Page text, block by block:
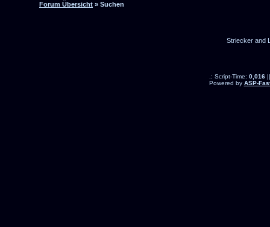
Forum Übersicht » Suchen
Striecker and
.: Script-Time: 0,016||
Powered by ASP-